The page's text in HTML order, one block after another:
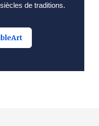
de traditions.